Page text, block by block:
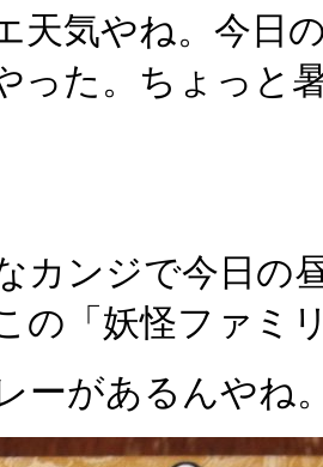
気やね。今日
った。ちょっと
カンジで今日の
の「妖怪ファ
ーがあるんやね